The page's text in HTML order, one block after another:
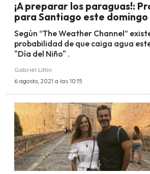
¡A preparar los paraguas!:
para Santiago este domingo
Según “The Weather Channel”
probabilidad de que caiga agua
"Día del Niño" .
Gabriel Littin
6 agosto, 2021 a las 10:15